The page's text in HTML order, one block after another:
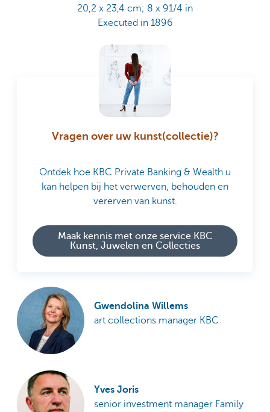
20,2 x 23,4 cm; 8 x 91/4 in
Executed in 1896
Vragen over uw kunst(collectie)?
Ontdek hoe KBC Private Banking & Wealth u
kan helpen bij het verwerven, behouden en
vererven van kunst.
Maak kennis met onze service KBC
Kunst, Juwelen en Collecties
Gwendolina Willems
art collections manager KBC
Yves Joris
senior investment manager Family